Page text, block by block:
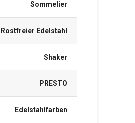
Sommelier
Rostfreier Edelstahl
Shaker
PRESTO
Edelstahlfarben